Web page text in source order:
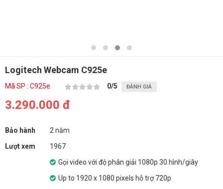
Logitech Webcam C925e
Mã SP : C925e 0/5 ĐÁNH GIÁ
3.290.000 đ
Bảo hành
2 năm
Lượt xem
1967
Gọi video với độ phân giải 1080p 30 hình/giây
Up to 1920 x 1080 pixels hỗ trợ 720p